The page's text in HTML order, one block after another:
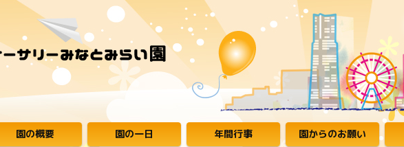
園の概要 園の一日 年間行事 園からのお願い